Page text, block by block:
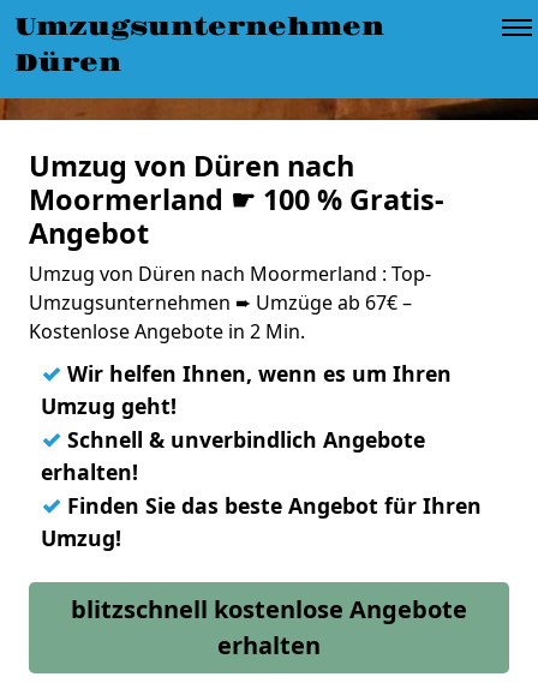
Umzugsunternehmen
Düren
Umzug von Düren nach
Moormerland ☛ 100 % Gratis-
Angebot
Umzug von Düren nach Moormerland : Top-
Umzugsunternehmen ➨ Umzüge ab 67€ –
Kostenlose Angebote in 2 Min.
✓ Wir helfen Ihnen, wenn es um Ihren
Umzug geht!
✓ Schnell & unverbindlich Angebote
erhalten!
✓ Finden Sie das beste Angebot für Ihren
Umzug!
blitzschnell kostenlose Angebote
erhalten